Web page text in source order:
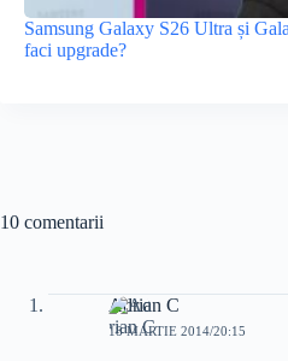
Samsung Galaxy S26 Ultra și
faci upgrade?
10 comentarii
Adrian C
18 MARTIE 2014/20:15